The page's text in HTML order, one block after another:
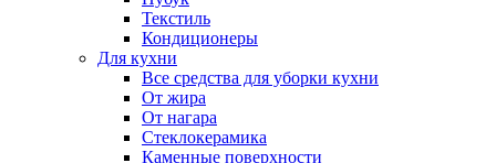
Текстиль
Кондиционеры
Для кухни
Все средства для уборки кухни
От жира
От нагара
Стеклокерамика
Каменные поверхности